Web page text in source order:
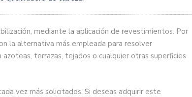
mediante la aplicación de revestimientos. Por
la alternativa más empleada para resolver
terrazas, tejados o cualquier otras superficies
vez más solicitados. Si deseas adquirir este